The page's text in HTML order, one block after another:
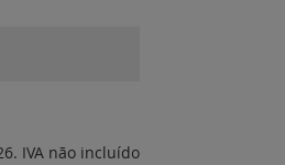
IVA não incluído